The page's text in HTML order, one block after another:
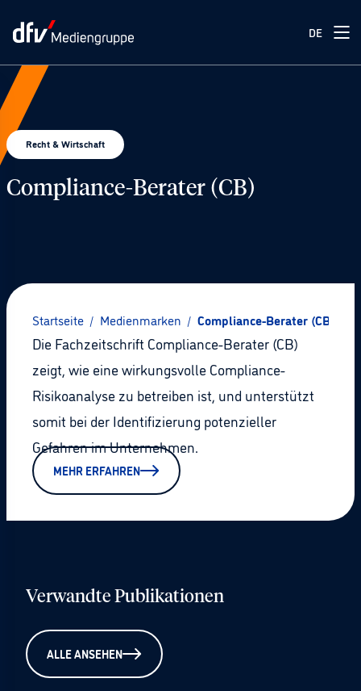
DE
Recht & Wirtschaft
Compliance-Berater (CB)© Pexels / fauxels
Startseite / Medienmarken / Compliance-Berater (CB)
Die Fachzeitschrift Compliance-Berater (CB)
zeigt, wie eine wirkungsvolle Compliance-
Risikoanalyse zu betreiben ist, und unterstützt
somit bei der Identifizierung potenzieller
Gefahren im Unternehmen.
MEHR ERFAHREN
Verwandte Publikationen
ALLE ANSEHEN